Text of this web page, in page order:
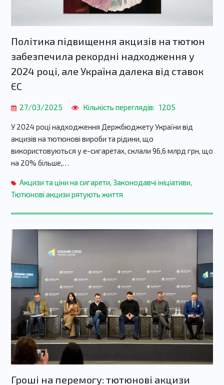
Політика підвищення акцизів на тютюн
забезпечила рекордні надходження у
2024 році, але Україна далека від ставок
ЄС
27/03/2025 Кількість переглядів: 1205
У 2024 році надходження Держбюджету України від
акцизів на тютюнові вироби та рідини, що
використовуються у е-сигаретах, склали 96,6 млрд грн, що
на 20% більше,…
Акцизи та ціни на сигарети, Законодавчі ініціативи,
Тютюнові акцизи рятують життя
Гроші на перемогу: тютюнові акцизи